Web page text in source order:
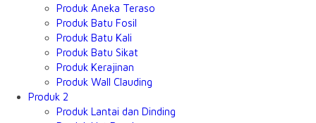
Produk Aneka Teraso
Produk Batu Fosil
Produk Batu Kali
Produk Batu Sikat
Produk Kerajinan
Produk Wall Clauding
Produk 2
Produk Lantai dan Dinding